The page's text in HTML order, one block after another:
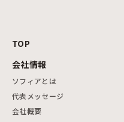
TOP
会社情報
ソフィアとは
代表メッセージ
会社概要